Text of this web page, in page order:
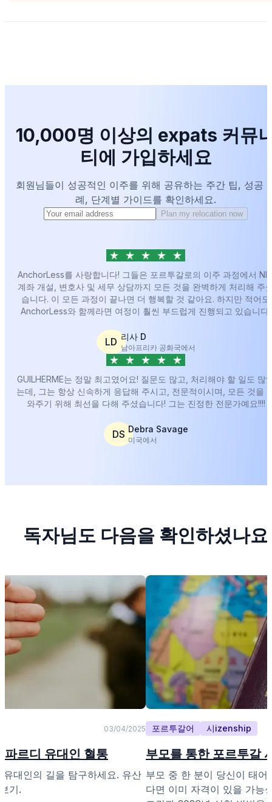
10,000명 이상의 expats 커뮤
티에 가입하세요
회원님들이 성공적인 이주를 위해 공유하는 주간 팁, 성공
례, 단계별 가이드를 확인하세요.
Plan my relocation now
AnchorLess를 사랑합니다! 그들은 포르투갈로의 이주 과정에서
계좌 개설, 변호사 및 세무 상담까지 모든 것을 완벽하게 처리해 주
습니다. 이 모든 과정이 끝나면 더 행복할 것 같아요. 하지만 적어도
AnchorLess와 함께라면 여정이 훨씬 부드럽게 진행되고 있습니다.
LD 리사 D
남아프리카 공화국에서
GUILHERME는 정말 최고였어요! 질문도 많고, 처리해야 할 일도 많
는데, 그는 항상 신속하게 응답해 주시고, 전문적이시며, 모든 것을
와주기 위해 최선을 다해 주셨습니다! 그는 진정한 전문가예요!!!!
DS Debra Savage
미국에서
독자님도 다음을 확인하셨나요
03/04/2025
파르디 유대인 혈통
대인의 길을 탐구하세요. 유산
기.
포르투갈어 시izenship
부모를 통한 포르투갈
부모 중 한 분이 당신이 태
다면 이미 자격이 있을 가능